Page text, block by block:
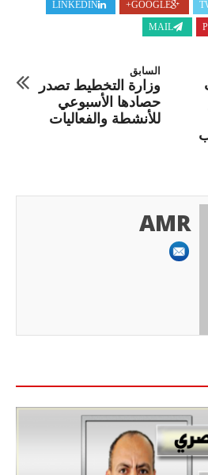
GOOGLE+
LINKEDIN
MAIL
السابق
وزارة التخطيط تصدر
حصادها الأسبوعي
للأنشطة والفعاليات
AMR